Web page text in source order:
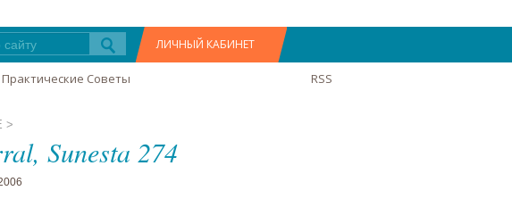
ЛИЧНЫЙ КАБИНЕТ
Практические Советы RSS
>
Sunesta 274